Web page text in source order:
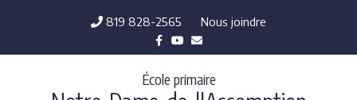
819 828-2565
Nous joindre
Facebook
Youtube
Email
École primaire